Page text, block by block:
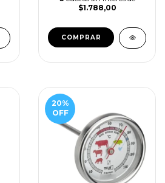
$1.788,00
20%
OFF